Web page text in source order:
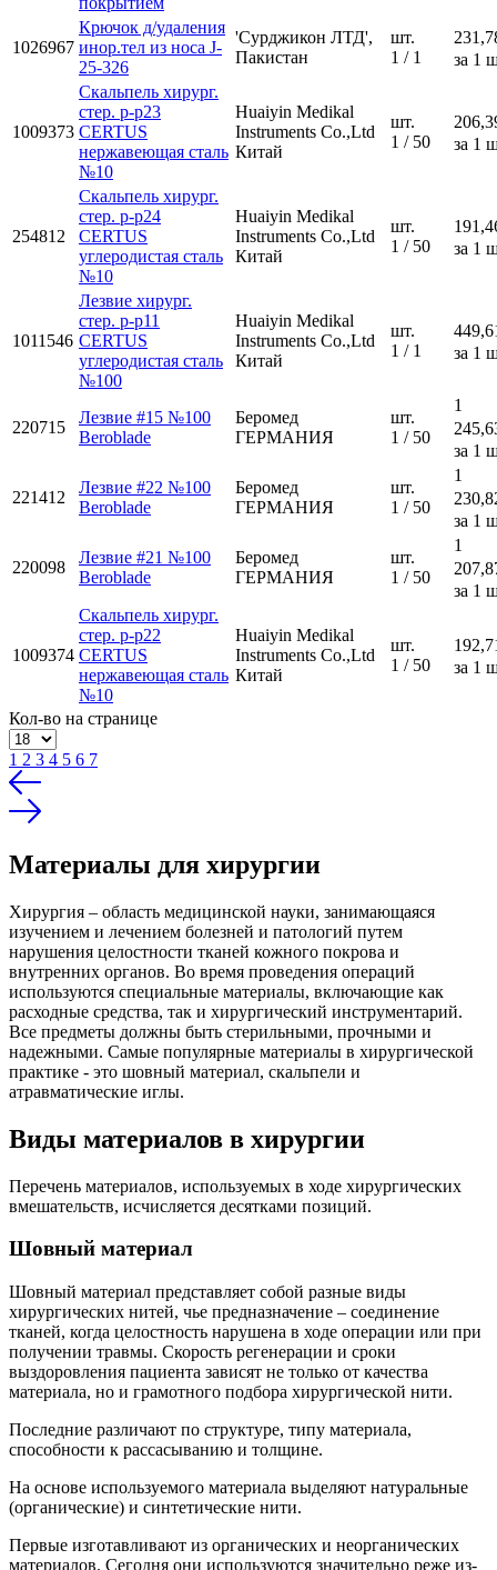
1026967
Крючок д/удаления
инор.тел из носа J-
25-326
'Сурджикон ЛТД',
Пакистан
шт.
1 / 1
за 1
1009373
Скальпель хирург.
стер. р-р23
CERTUS
нержавеющая сталь
№10
Huaiyin Medikal
Instruments Co.,Ltd
Китай
шт.
1 / 50
за 1
254812
Скальпель хирург.
стер. р-р24
CERTUS
углеродистая сталь
№10
Huaiyin Medikal
Instruments Co.,Ltd
Китай
шт.
1 / 50
за 1
1011546
Лезвие хирург.
стер. р-р11
CERTUS
углеродистая сталь
№100
Huaiyin Medikal
Instruments Co.,Ltd
Китай
шт.
1 / 1
за 1
220715
Лезвие #15 №100
Beroblade
Беромед
ГЕРМАНИЯ
шт.
1 / 50
1
за 1
221412
Лезвие #22 №100
Beroblade
Беромед
ГЕРМАНИЯ
шт.
1 / 50
1
за 1
220098
Лезвие #21 №100
Beroblade
Беромед
ГЕРМАНИЯ
шт.
1 / 50
1
за 1
1009374
Скальпель хирург.
стер. р-р22
CERTUS
нержавеющая сталь
№10
Huaiyin Medikal
Instruments Co.,Ltd
Китай
шт.
1 / 50
за 1
Кол-во на странице
1 2 3 4 5 6 7
Материалы для хирургии
Хирургия – область медицинской науки, занимающаяся
изучением и лечением болезней и патологий путем
нарушения целостности тканей кожного покрова и
внутренних органов. Во время проведения операций
используются специальные материалы, включающие как
расходные средства, так и хирургический инструментарий.
Все предметы должны быть стерильными, прочными и
надежными. Самые популярные материалы в хирургической
практике - это шовный материал, скальпели и
атравматические иглы.
Виды материалов в хирургии
Перечень материалов, используемых в ходе хирургических
вмешательств, исчисляется десятками позиций.
Шовный материал
Шовный материал представляет собой разные виды
хирургических нитей, чье предназначение – соединение
тканей, когда целостность нарушена в ходе операции или при
получении травмы. Скорость регенерации и сроки
выздоровления пациента зависят не только от качества
материала, но и грамотного подбора хирургической нити.
Последние различают по структуре, типу материала,
способности к рассасыванию и толщине.
На основе используемого материала выделяют натуральные
(органические) и синтетические нити.
Первые изготавливают из органических и неорганических
материалов. Сегодня они используются значительно реже из-